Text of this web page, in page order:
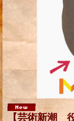
【芸術新潮